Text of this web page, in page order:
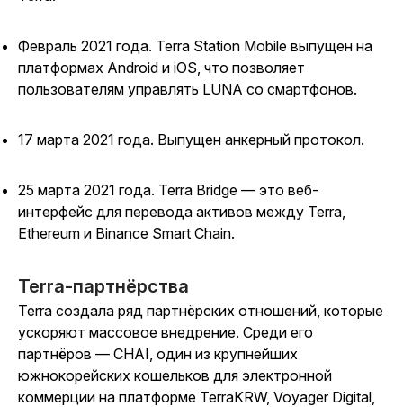
Февраль 2021 года. Terra Station Mobile выпущен на
платформах Android и iOS, что позволяет
пользователям управлять LUNA со смартфонов.
17 марта 2021 года. Выпущен анкерный протокол.
25 марта 2021 года. Terra Bridge — это веб-
интерфейс для перевода активов между Terra,
Ethereum и Binance Smart Chain.
Terra-партнёрства
Terra создала ряд партнёрских отношений, которые
ускоряют массовое внедрение. Среди его
партнёров — CHAI, один из крупнейших
южнокорейских кошельков для электронной
коммерции на платформе TerraKRW, Voyager Digital,